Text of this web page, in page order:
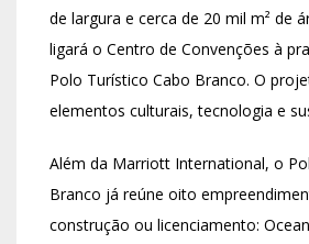
de largura e cerca de 20 mil m² de
ligará o Centro de Convenções à
Polo Turístico Cabo Branco. O
elementos culturais, tecnologia e
Além da Marriott International, o
Branco já reúne oito
construção ou licenciamento: